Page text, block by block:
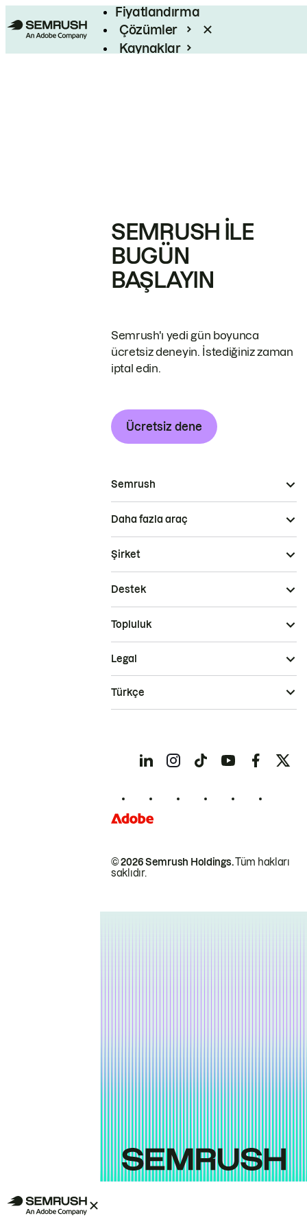
Fiyatlandırma
Çözümler
Kaynaklar
SEMRUSH ILE
BUGÜN
BAŞLAYIN
Semrush'ı yedi gün boyunca
ücretsiz deneyin. İstediğiniz zaman
iptal edin.
Ücretsiz dene
Semrush
Daha fazla araç
Şirket
Destek
Topluluk
© 2026 Semrush Holdings.Tüm hakları
saklıdır.
Legal
Türkçe